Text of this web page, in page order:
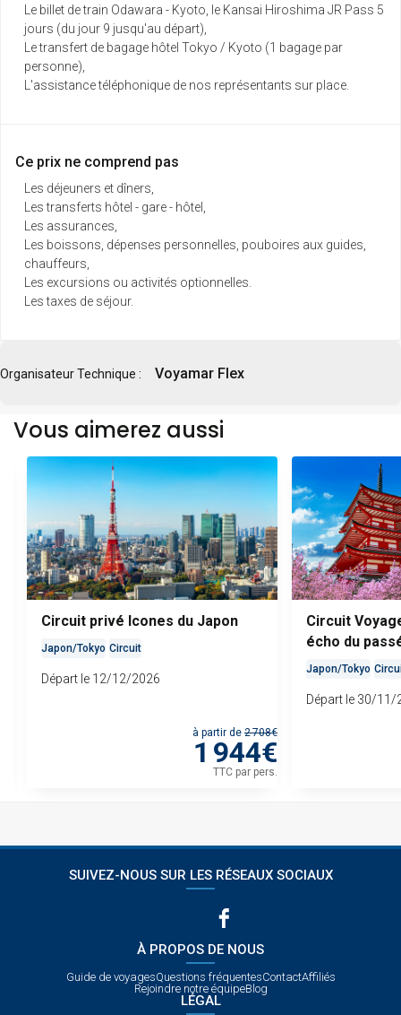
Le billet de train Odawara - Kyoto, le Kansai Hiroshima JR Pass 5
jours (du jour 9 jusqu'au départ),
Le transfert de bagage hôtel Tokyo / Kyoto (1 bagage par
personne),
L'assistance téléphonique de nos représentants sur place.
Ce prix ne comprend pas
Les déjeuners et dîners,
Les transferts hôtel - gare - hôtel,
Les assurances,
Les boissons, dépenses personnelles, pouboires aux guides,
chauffeurs,
Les excursions ou activités optionnelles.
Les taxes de séjour.
Organisateur Technique : Voyamar Flex
Vous aimerez aussi
Circuit privé Icones du Japon
Japon/Tokyo Circuit
Départ le 12/12/2026
à partir de 2 708€
1 944€
TTC par pers.
Circuit
écho du
vibrant ***
Japon/Tokyo
Départ le 30/11/
SUIVEZ-NOUS SUR LES RÉSEAUX SOCIAUX
À PROPOS DE NOUS
Guide de voyagesQuestions fréquentesContactAffiliés
Rejoindre notre équipeBlog
LÉGAL